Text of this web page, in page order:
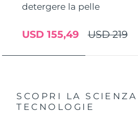
detergere la pelle
USD 219
USD 155,49
SCOPRI LA
TECNOLOGIE